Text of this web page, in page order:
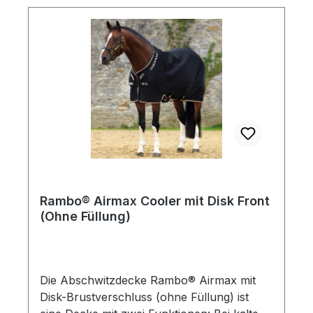
trocken.Einfacher Schweifkordel: Für
sicheren Halt ohne
Verrutschen.Hautfreundliche und
pflegeleichte Faser: Besonders gut für
Allergiker geeignet und resistent gegen
Milben und Motten.
Rambo® Airmax Cooler mit Disk Front
(Ohne Füllung)
Die Abschwitzdecke Rambo® Airmax mit
Disk-Brustverschluss (ohne Füllung) ist